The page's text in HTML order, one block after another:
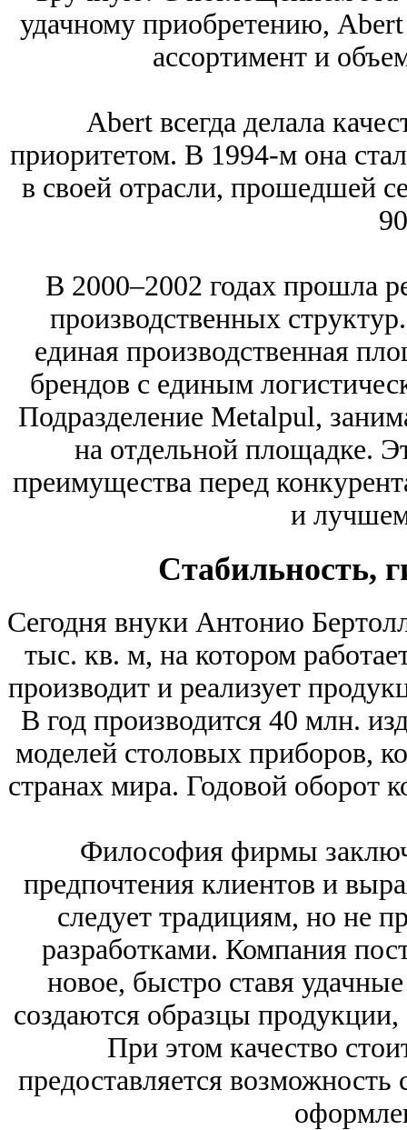
удачному приобретению,
ассортимент и
Abert всегда делала
приоритетом. В 1994-м она
в своей отрасли, прошедшей
В 2000–2002 годах прошла
производственных
единая производственная
брендов с единым
Подразделение Metalpul,
на отдельной площадке.
преимущества перед
и
Стабильность,
Сегодня внуки Антонио
тыс. кв. м, на котором
производит и реализует
В год производится 40 млн.
моделей столовых приборов,
странах мира. Годовой оборот
Философия фирмы
предпочтения клиентов и
следует традициям, но не
разработками. Компания
новое, быстро ставя
создаются образцы
При этом качество
предоставляется возможность